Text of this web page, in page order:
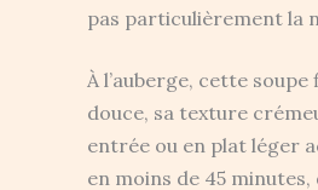
pas particulièrement la
À l’auberge, cette
douce, sa texture
entrée ou en plat léger
en moins de 45 minutes,